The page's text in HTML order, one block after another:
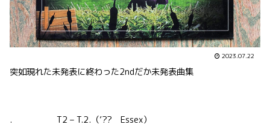
2023.07.22
突如現れた未発表に終わった2ndだか未発表曲集
. T2 – T.2.（’?? Essex）